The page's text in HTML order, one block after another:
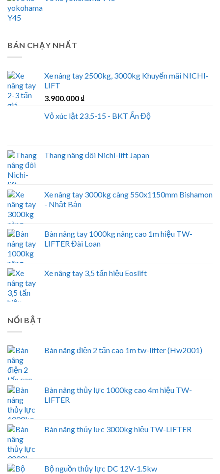
BÁN CHẠY NHẤT
Xe nâng tay 2500kg, 3000kg Khuyến mãi NICHI-
LIFT
3.900.000 ₫
Vỏ xúc lật 23.5-15 - BKT Ấn Độ
Thang nâng đôi Nichi-lift Japan
Xe nâng tay 3000kg càng 550x1150mm Bishamon
- Nhật Bản
Bàn nâng tay 1000kg nâng cao 1m hiệu TW-
LIFTER Đài Loan
Xe nâng tay 3,5 tấn hiệu Eoslift
NỔI BẬT
Bàn nâng điện 2 tấn cao 1m tw-lifter (Hw2001)
Bàn nâng thủy lực 1000kg cao 4m hiệu TW-
LIFTER
Bàn nâng thủy lực 3000kg hiệu TW-LIFTER
Bộ nguồn thủy lực DC 12V-1.5kw